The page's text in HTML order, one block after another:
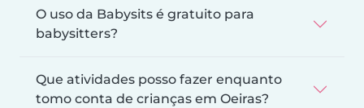
O uso da Babysits é gratuito para
babysitters?
Que atividades posso fazer enquanto
tomo conta de crianças em Oeiras?